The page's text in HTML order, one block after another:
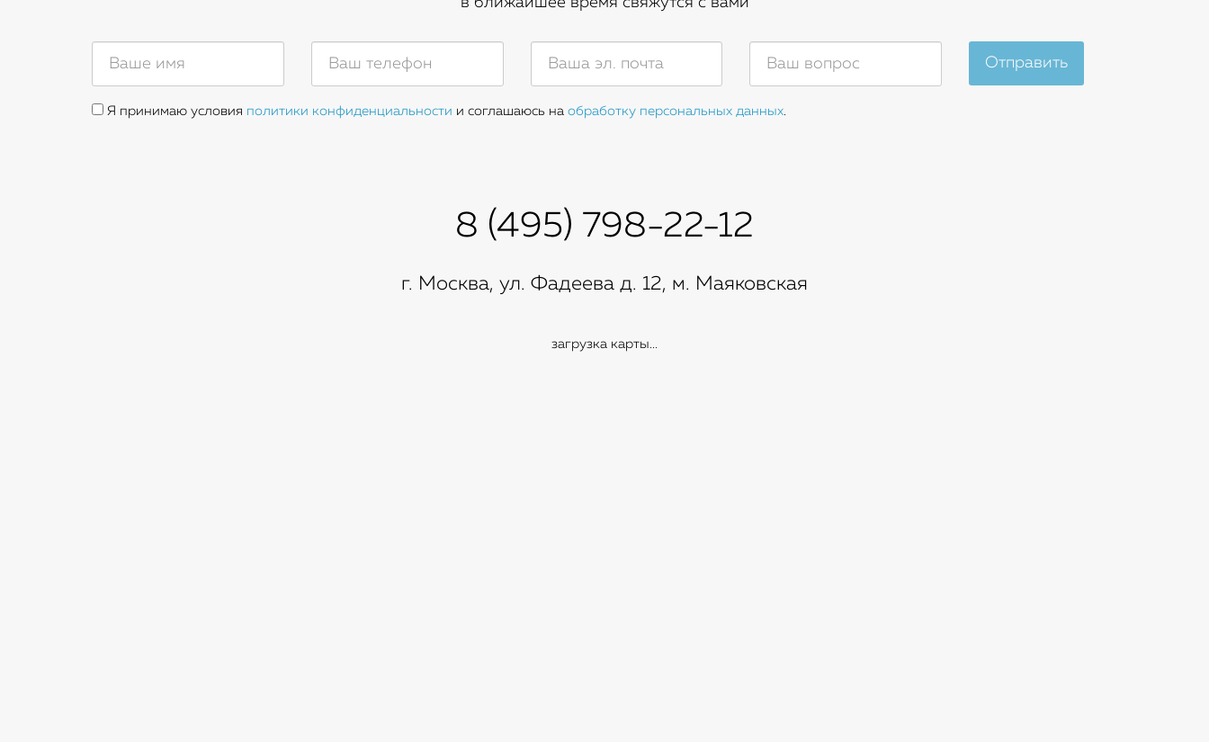
Отправить
Я принимаю условия политики конфиденциальности и соглашаюсь на обработку персональных данных.
8 (495) 798-22-12
г. Москва, ул. Фадеева д. 12, м. Маяковская
загрузка карты...